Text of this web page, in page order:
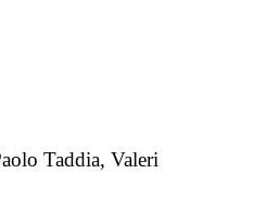
Taddia, Valeri